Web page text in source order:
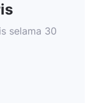
selama 30